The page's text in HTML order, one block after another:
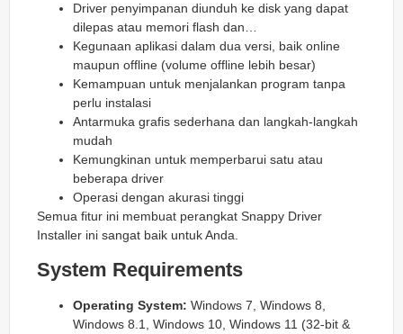
Driver penyimpanan diunduh ke disk yang dapat
dilepas atau memori flash dan…
Kegunaan aplikasi dalam dua versi, baik online
maupun offline (volume offline lebih besar)
Kemampuan untuk menjalankan program tanpa
perlu instalasi
Antarmuka grafis sederhana dan langkah-langkah
mudah
Kemungkinan untuk memperbarui satu atau
beberapa driver
Operasi dengan akurasi tinggi
Semua fitur ini membuat perangkat Snappy Driver
Installer ini sangat baik untuk Anda.
System Requirements
Operating System: Windows 7, Windows 8,
Windows 8.1, Windows 10, Windows 11 (32-bit &